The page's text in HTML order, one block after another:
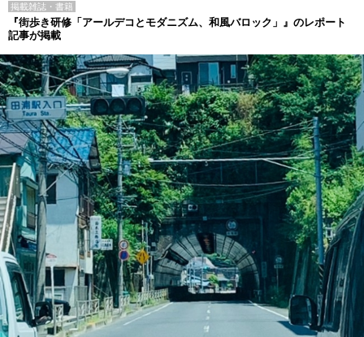
掲載雑誌・書籍
『街歩き研修「アールデコとモダニズム、和風バロック」』のレポート
記事が掲載